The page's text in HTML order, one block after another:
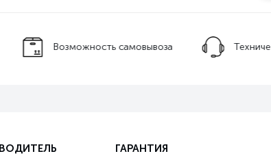
Возможность самовывоза
ГАРАНТИЯ